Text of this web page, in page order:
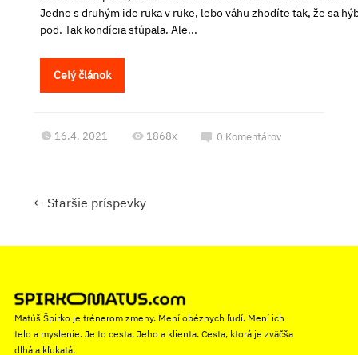
Jedno s druhým ide ruka v ruke, lebo váhu zhodíte tak, že sa
pod. Tak kondícia stúpala. Ale...
Celý článok
16.4. 2021 1868x 0 Komentárov
← Staršie príspevky
Matúš Špirko je trénerom zmeny. Mení obéznych ľudí. Mení ich
telo a myslenie. Je to cesta. Jeho a klienta. Cesta, ktorá je zväčša
dlhá a kľukatá.